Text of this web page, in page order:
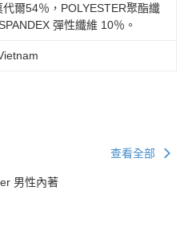
代爾54％，POLYESTER聚酯纖
彈性纖維 10％。
查看全部
男性內著